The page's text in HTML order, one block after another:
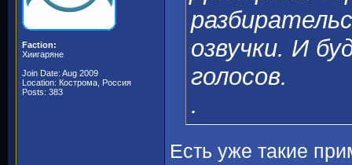
Faction:
Хиигаряне
Join Date: Aug 2009
Location: Кострома, Россия
Posts: 383
озвучки. И
голосов.
.
Есть уже такие